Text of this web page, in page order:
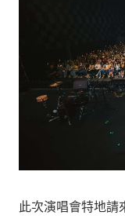
此次演唱會特地請